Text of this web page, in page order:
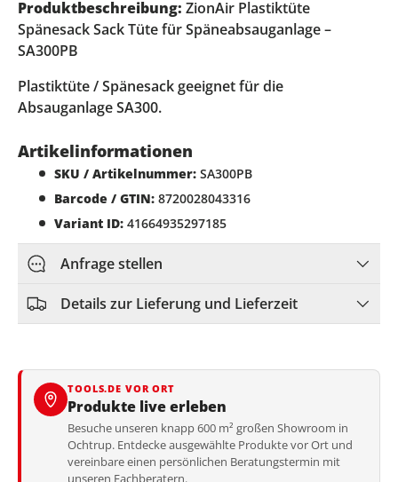
Produktbeschreibung: ZionAir Plastiktüte
Spänesack Sack Tüte für Späneabsauganlage –
SA300PB
Plastiktüte / Spänesack geeignet für die
Absauganlage SA300.
Artikelinformationen
SKU / Artikelnummer: SA300PB
Barcode / GTIN: 8720028043316
Variant ID: 41664935297185
Anfrage stellen
Details zur Lieferung und Lieferzeit
TOOLS.DE VOR ORT
Produkte live erleben
Besuche unseren knapp 600 m² großen Showroom in
Ochtrup. Entdecke ausgewählte Produkte vor Ort und
vereinbare einen persönlichen Beratungstermin mit
unseren Fachberatern.